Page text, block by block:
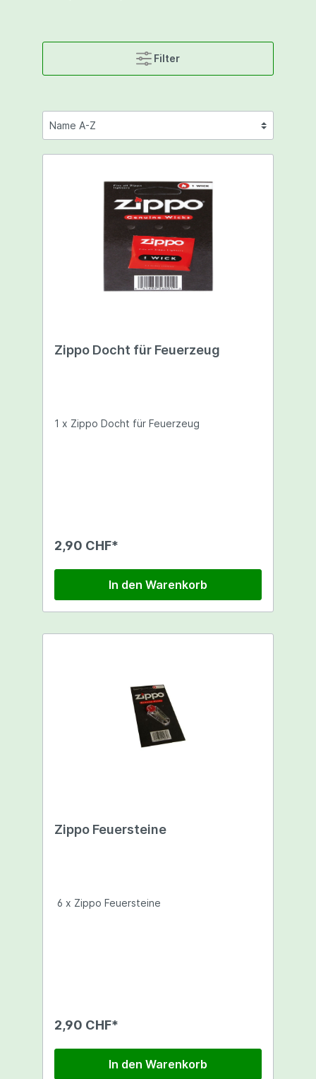
Filter
Zippo Docht für Feuerzeug
1 x Zippo Docht für Feuerzeug
2,90 CHF*
In den Warenkorb
Zippo Feuersteine
6 x Zippo Feuersteine
2,90 CHF*
In den Warenkorb